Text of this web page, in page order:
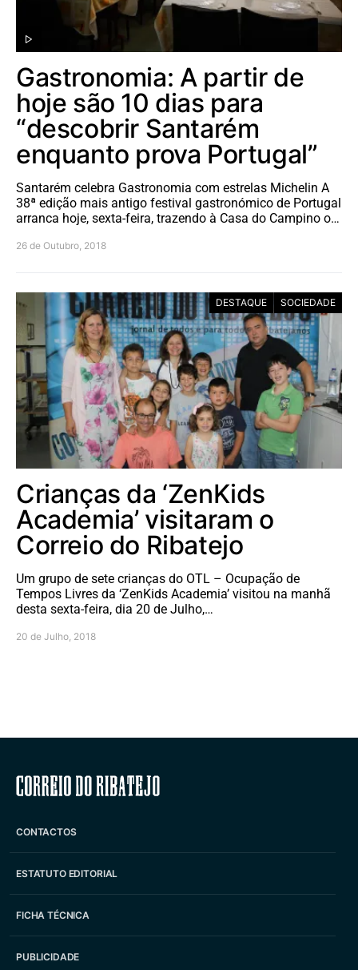
Gastronomia: A partir de
hoje são 10 dias para
“descobrir Santarém
enquanto prova Portugal”
Santarém celebra Gastronomia com estrelas Michelin A
38ª edição mais antigo festival gastronómico de Portugal
arranca hoje, sexta-feira, trazendo à Casa do Campino o…
26 de Outubro, 2018
DESTAQUE SOCIEDADE
Crianças da ‘ZenKids
Academia’ visitaram o
Correio do Ribatejo
Um grupo de sete crianças do OTL – Ocupação de
Tempos Livres da ‘ZenKids Academia’ visitou na manhã
desta sexta-feira, dia 20 de Julho,…
20 de Julho, 2018
Correio do Ribatejo
CONTACTOS
ESTATUTO EDITORIAL
FICHA TÉCNICA
PUBLICIDADE